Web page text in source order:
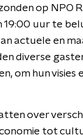
op NPO
uur te
actuele en
diverse
om hun visies
over
tot